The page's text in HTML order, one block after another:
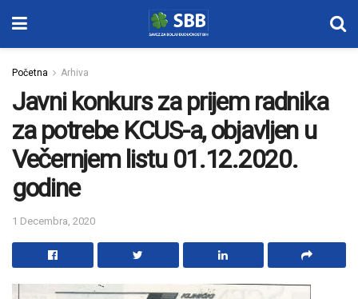
Početna Arhiva
Javni konkurs za prijem radnika
za potrebe KCUS-a, objavljen u
Večernjem listu 01.12.2020.
godine
1 Decembra, 2020